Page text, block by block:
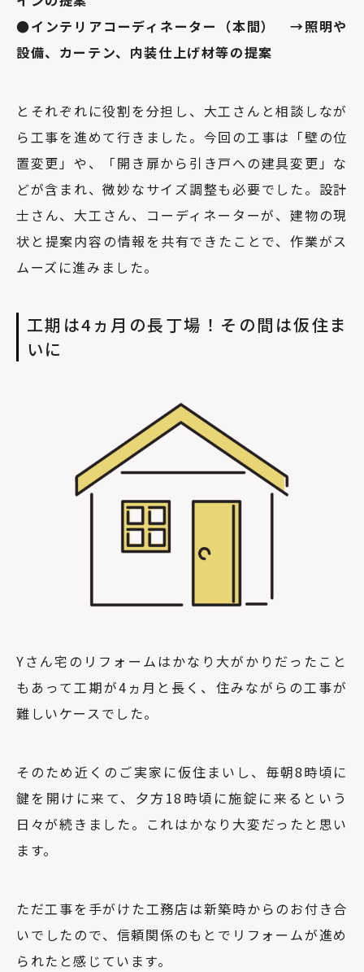
●インテリアコーディネーター（本間） →照明や
設備、カーテン、内装仕上げ材等の提案
とそれぞれに役割を分担し、大工さんと相談しなが
ら工事を進めて行きました。今回の工事は「壁の位
置変更」や、「開き扉から引き戸への建具変更」な
どが含まれ、微妙なサイズ調整も必要でした。設計
士さん、大工さん、コーディネーターが、建物の現
状と提案内容の情報を共有できたことで、作業がス
ムーズに進みました。
工期は4ヵ月の長丁場！その間は仮住ま
いに
Yさん宅のリフォームはかなり大がかりだったこと
もあって工期が4ヵ月と長く、住みながらの工事が
難しいケースでした。
そのため近くのご実家に仮住まいし、毎朝8時頃に
鍵を開けに来て、夕方18時頃に施錠に来るという
日々が続きました。これはかなり大変だったと思い
ます。
ただ工事を手がけた工務店は新築時からのお付き合
いでしたので、信頼関係のもとでリフォームが進め
られたと感じています。